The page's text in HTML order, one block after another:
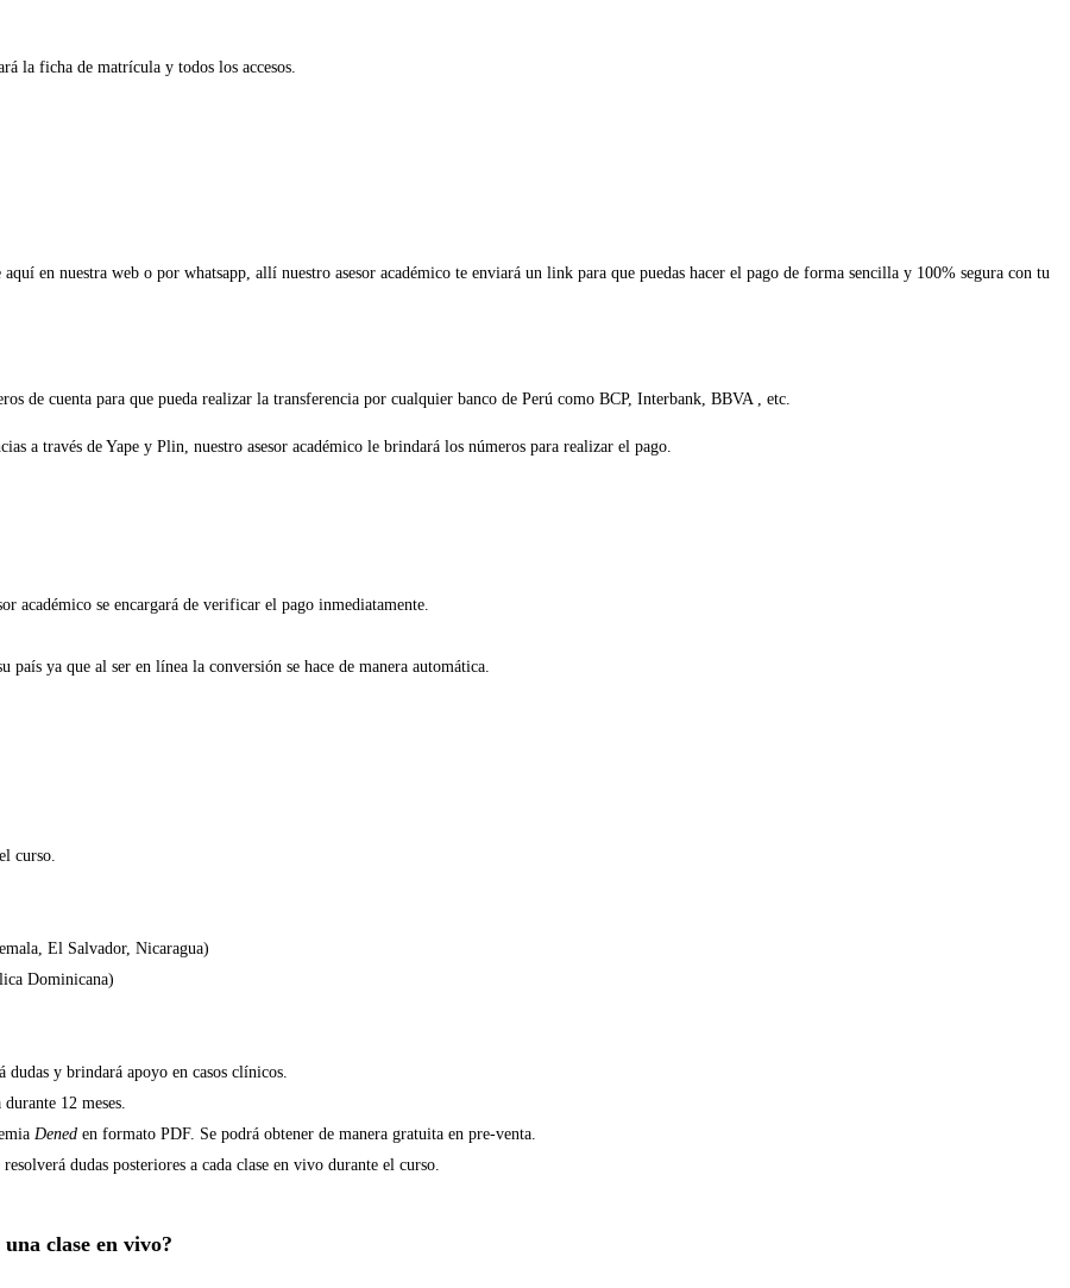
la ficha de matrícula y todos los accesos.
en nuestra web o por whatsapp, allí nuestro asesor académico te enviará un link para que puedas hacer el pago de forma sencilla y 100% segura con tu
de cuenta para que pueda realizar la transferencia por cualquier banco de Perú como BCP, Interbank, BBVA , etc.
a través de Yape y Plin, nuestro asesor académico le brindará los números para realizar el pago.
académico se encargará de verificar el pago inmediatamente.
ya que al ser en línea la conversión se hace de manera automática.
curso.
El Salvador, Nicaragua)
Dominicana)
dudas y brindará apoyo en casos clínicos.
12 meses.
Dened en formato PDF. Se podrá obtener de manera gratuita en pre-venta.
dudas posteriores a cada clase en vivo durante el curso.
clase en vivo?